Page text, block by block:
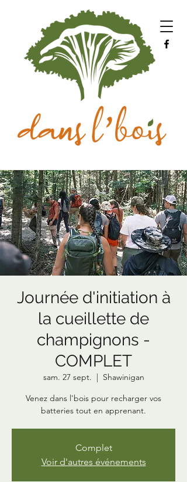
Journée d'initiation à
la cueillette de
champignons -
COMPLET
sam. 27 sept.
  |
Shawinigan
Venez dans l'bois pour recharger vos
batteries tout en apprenant.
Complet
Voir d'autres événements